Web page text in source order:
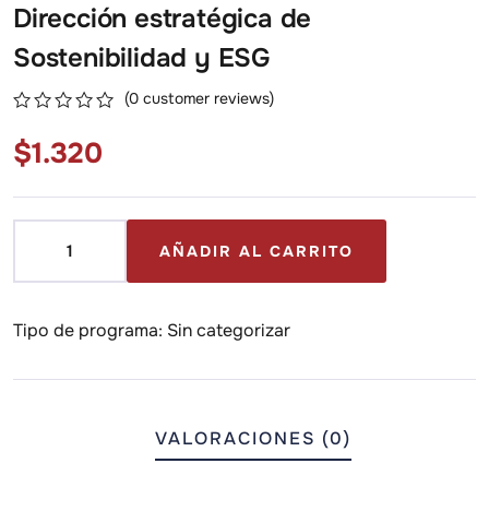
Dirección estratégica de
Sostenibilidad y ESG
out
of
customer
ratings
(0 customer reviews)
$1.320
AÑADIR AL CARRITO
Tipo de programa: Sin categorizar
VALORACIONES (0)